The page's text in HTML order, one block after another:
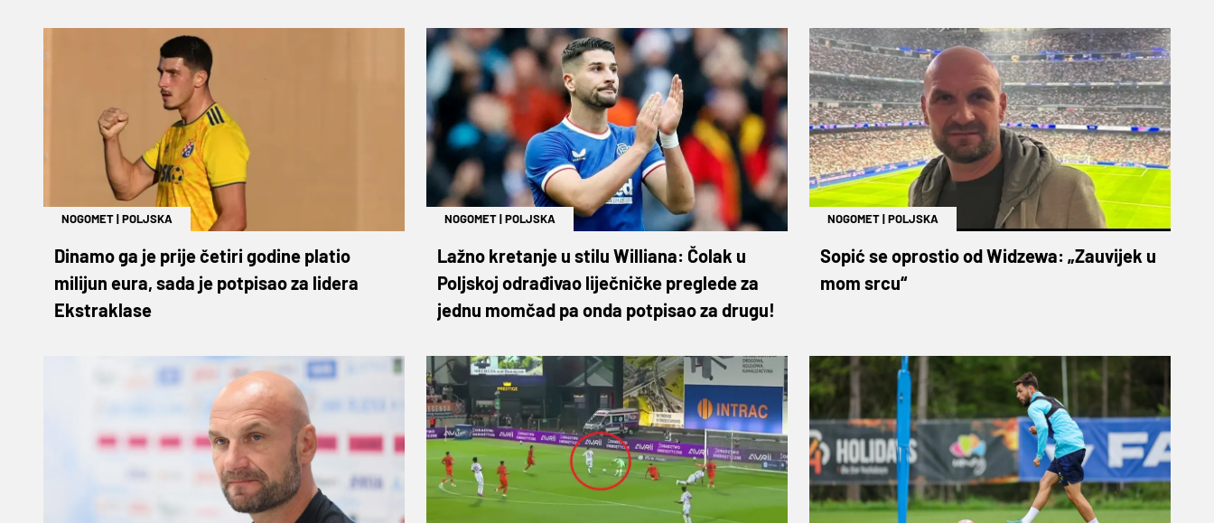
NOGOMET|POLJSKA
Dinamo ga je prije četiri godine platio
milijun eura, sada je potpisao za lidera
Ekstraklase
NOGOMET|POLJSKA
Lažno kretanje u stilu Williana: Čolak u
Poljskoj odrađivao liječničke preglede za
jednu momčad pa onda potpisao za drugu!
NOGOMET|POLJSKA
Sopić se oprostio od Widzewa: „Zauvijek u
mom srcu“